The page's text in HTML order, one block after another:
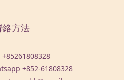
絡方法
+852-61808328